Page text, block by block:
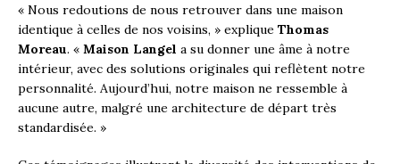
« Nous redoutions de nous retrouver dans une maison
identique à celles de nos voisins, » explique Thomas
Moreau. « Maison Langel a su donner une âme à notre
intérieur, avec des solutions originales qui reflètent notre
personnalité. Aujourd’hui, notre maison ne ressemble à
aucune autre, malgré une architecture de départ très
standardisée. »